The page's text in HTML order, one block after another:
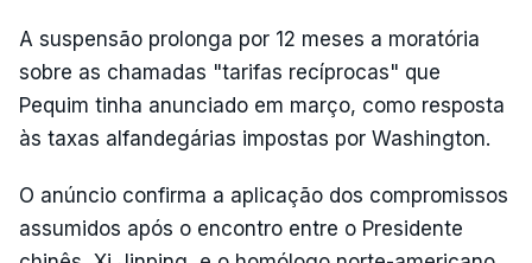
A suspensão prolonga por 12 meses a moratória
sobre as chamadas "tarifas recíprocas" que
Pequim tinha anunciado em março, como resposta
às taxas alfandegárias impostas por Washington.
O anúncio confirma a aplicação dos compromissos
assumidos após o encontro entre o Presidente